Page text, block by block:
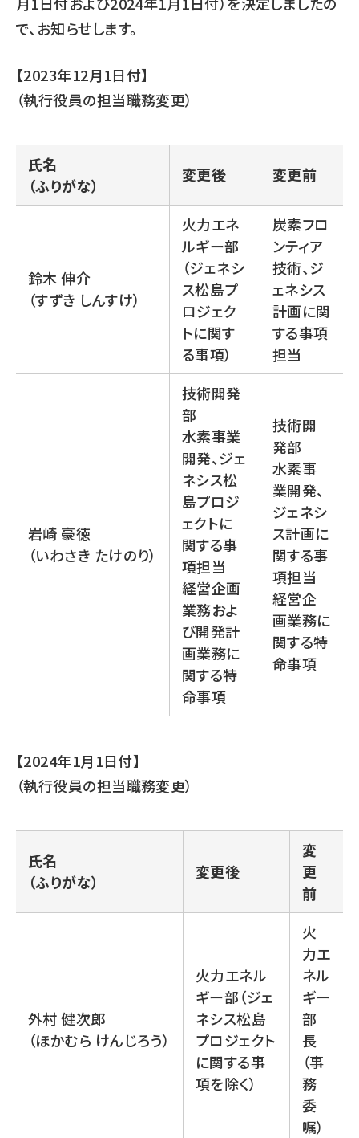
で、お知らせします。
【2023年12月1日付】
（執行役員の担当職務変更）
氏名
（ふりがな）
変更後 変更前
鈴木 伸介
（すずき しんすけ）
火力エネ
ルギー部
（ジェネシ
ス松島プ
ロジェク
トに関す
る事項）
炭素フロ
ンティア
技術、ジ
ェネシス
計画に関
する事項
担当
岩崎 豪徳
（いわさき たけのり）
技術開発
部
水素事業
開発、ジェ
ネシス松
島プロジ
ェクトに
関する事
項担当
経営企画
業務およ
び開発計
画業務に
関する特
命事項
技術開
発部
水素事
業開発、
ジェネシ
ス計画に
関する事
項担当
経営企
画業務に
関する特
命事項
【2024年1月1日付】
（執行役員の担当職務変更）
氏名
（ふりがな）
変更後
変
更
前
外村 健次郎
（ほかむら けんじろう）
火力エネル
ギー部（ジェ
ネシス松島
プロジェクト
に関する事
項を除く）
火
力エ
ネル
ギー
部
長
（事
務
委
嘱）